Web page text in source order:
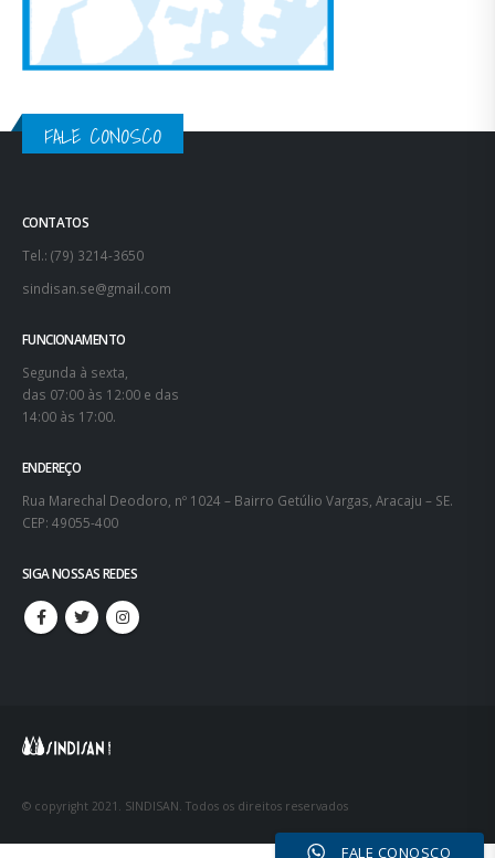
FALE CONOSCO
CONTATOS
Tel.: (79) 3214-3650
sindisan.se@gmail.com
FUNCIONAMENTO
Segunda à sexta,
das 07:00 às 12:00 e das
14:00 às 17:00.
ENDEREÇO
Rua Marechal Deodoro, nº 1024 – Bairro Getúlio Vargas, Aracaju – SE.
CEP: 49055-400
SIGA NOSSAS REDES
© copyright 2021. SINDISAN. Todos os direitos reservados
FALE CONOSCO